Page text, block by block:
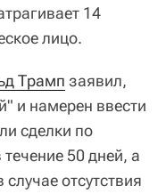
14
лицо.
Трамп заявил,
и намерен ввести
сделки по
течение 50 дней, а
отсутствия